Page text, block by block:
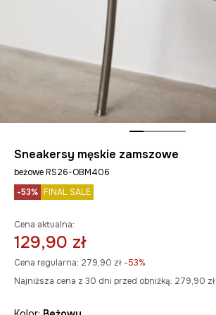
Sneakersy męskie zamszowe
beżowe RS26-OBM406
-53% FINAL SALE
Cena aktualna:
129,90 zł
Cena regularna: 279,90 zł -53%
Najniższa cena z 30 dni przed obniżką: 279,90 zł